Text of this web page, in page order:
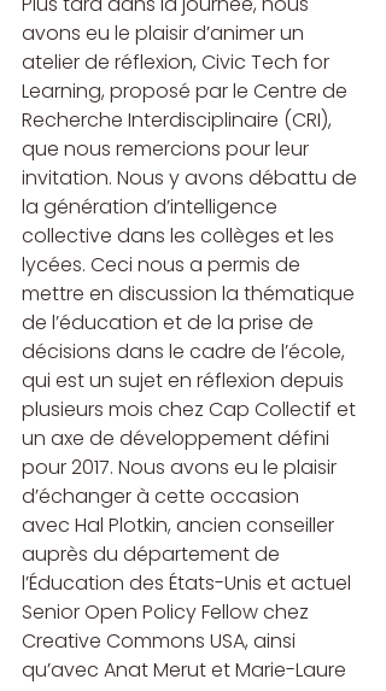
avons eu le plaisir d’animer un
atelier de réflexion, Civic Tech for
Learning, proposé par le Centre de
Recherche Interdisciplinaire (CRI),
que nous remercions pour leur
invitation. Nous y avons débattu de
la génération d’intelligence
collective dans les collèges et les
lycées. Ceci nous a permis de
mettre en discussion la thématique
de l’éducation et de la prise de
décisions dans le cadre de l’école,
qui est un sujet en réflexion depuis
plusieurs mois chez Cap Collectif et
un axe de développement défini
pour 2017. Nous avons eu le plaisir
d’échanger à cette occasion
avec Hal Plotkin, ancien conseiller
auprès du département de
l’Éducation des États-Unis et actuel
Senior Open Policy Fellow chez
Creative Commons USA, ainsi
qu’avec Anat Merut et Marie-Laure